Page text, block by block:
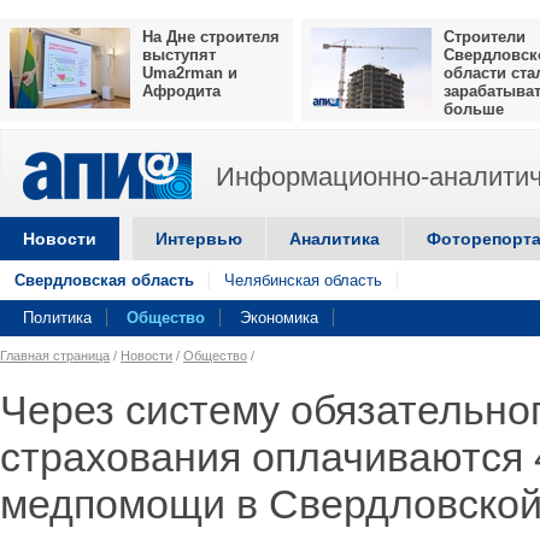
На Дне строителя
выступят
Uma2rman и
Афродита
Строители
области
больше
Информационно-
Новости Интервью Аналитика
Свердловская область Челябинская область
Политика Общество Экономика
Главная страница / Новости / Общество /
Через систему
страхования
медпомощи в